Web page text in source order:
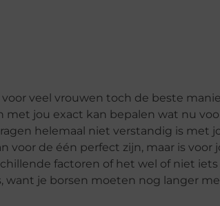
veel vrouwen toch de beste
met jou exact kan bepalen wat nu
helemaal niet verstandig is met
voor de één perfect zijn, maar is
factoren of het wel of niet
want je borsen moeten nog langer